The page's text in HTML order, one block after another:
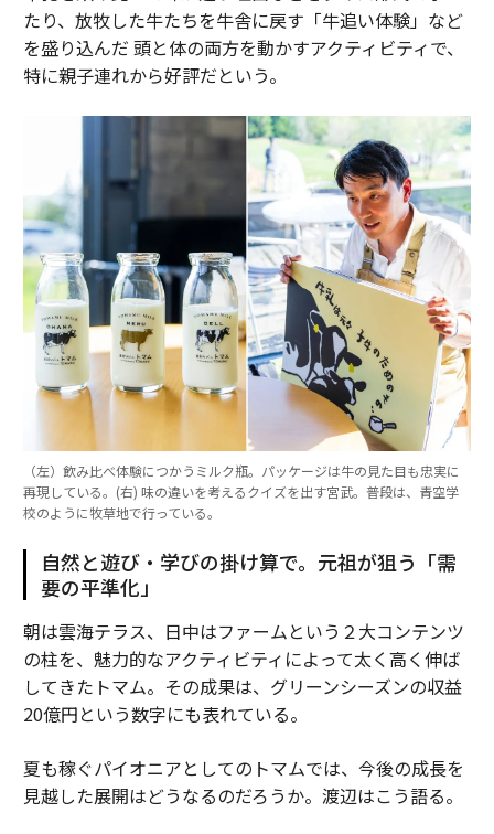
たり、放牧した牛たちを牛舎に戻す「牛追い体験」など
を盛り込んだ 頭と体の両方を動かすアクティビティで、
特に親子連れから好評だという。
（左）飲み比べ体験につかうミルク瓶。パッケージは牛の見た目も忠実に
再現している。(右) 味の違いを考えるクイズを出す宮武。普段は、青空学
校のように牧草地で行っている。
自然と遊び・学びの掛け算で。元祖が狙う「需
要の平準化」
朝は雲海テラス、日中はファームという２大コンテンツ
の柱を、魅力的なアクティビティによって太く高く伸ば
してきたトマム。その成果は、グリーンシーズンの収益
20億円という数字にも表れている。
夏も稼ぐパイオニアとしてのトマムでは、今後の成長を
見越した展開はどうなるのだろうか。渡辺はこう語る。